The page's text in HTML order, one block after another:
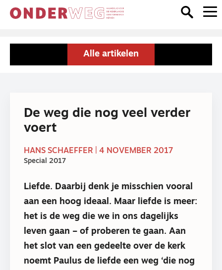
Alle artikelen
De weg die nog veel verder
voert
HANS SCHAEFFER | 4 NOVEMBER 2017
Special 2017
Liefde. Daarbij denk je misschien vooral
aan een hoog ideaal. Maar liefde is meer:
het is de weg die we in ons dagelijks
leven gaan – of proberen te gaan. Aan
het slot van een gedeelte over de kerk
noemt Paulus de liefde een weg ‘die nog